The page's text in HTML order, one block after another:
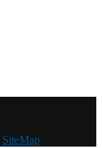
SiteMap